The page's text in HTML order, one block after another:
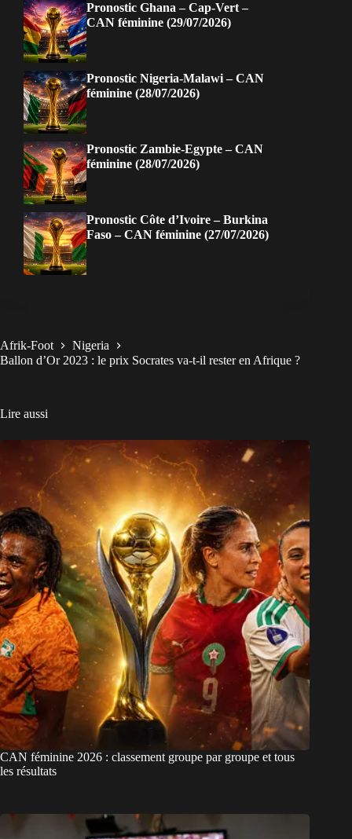
Pronostic Ghana – Cap-Vert –
CAN féminine (29/07/2026)
Pronostic Nigeria-Malawi – CAN
féminine (28/07/2026)
Pronostic Zambie-Egypte – CAN
féminine (28/07/2026)
Pronostic Côte d’Ivoire – Burkina
Faso – CAN féminine (27/07/2026)
Afrik-Foot
Nigeria
Ballon d’Or 2023 : le prix Socrates va-t-il rester en Afrique ?
Lire aussi
CAN féminine 2026 : classement groupe par groupe et tous
les résultats